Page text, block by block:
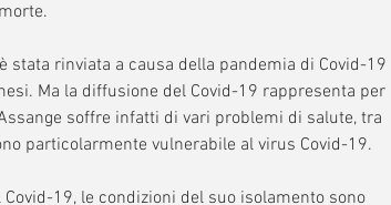
stata rinviata a causa della pandemia di Covid-19
Ma la diffusione del Covid-19 rappresenta per
soffre infatti di vari problemi di salute, tra
particolarmente vulnerabile al virus Covid-19.
19, le condizioni del suo isolamento sono